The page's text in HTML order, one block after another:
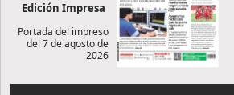
Edición Impresa
Portada del impreso
del 7 de agosto de
2026